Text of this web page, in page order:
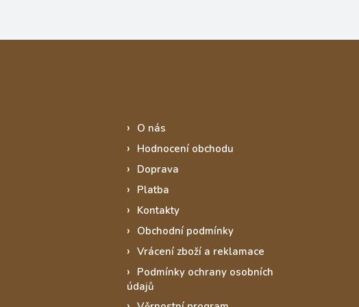
O nás
Hodnocení obchodu
Doprava
Platba
Kontakty
Obchodní podmínky
Vrácení zboží a reklamace
Podmínky ochrany osobních
údajů